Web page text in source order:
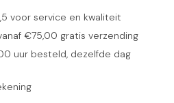
voor service en kwaliteit
€75,00 gratis verzending
uur besteld, dezelfde dag